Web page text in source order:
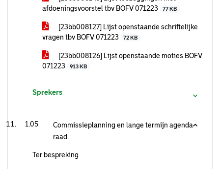
afdoeningsvoorstel tbv BOFV 071223
77 KB
[23bb008127] Lijst openstaande schriftelijke
vragen tbv BOFV 071223
72 KB
[23bb008126] Lijst openstaande moties BOFV
071223
913 KB
Sprekers
1.05
Commissieplanning en lange termijn agenda
raad
Ter bespreking